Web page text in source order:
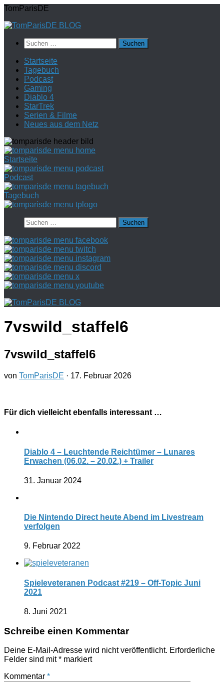
Zum
springen
TomParisDE
Suchen
nach:
Startseite
Tagebuch
Podcast
Gaming
Diablo 4
StarTrek
Serien & Filme
Neues aus dem Netz
Startseite
Podcast
Tagebuch
Suchen
nach:
7vswild_staffel6
7vswild_staffel6
von TomParisDE · 17. Februar 2026
Für dich vielleicht ebenfalls interessant …
Diablo 4 – Leuchtende Reichtümer – Lunares
Erwachen (06.02. – 20.02.) + Trailer
31. Januar 2024
Die Nintendo Direct heute Abend im Livestream
verfolgen
9. Februar 2022
Spieleveteranen Podcast #219 – Off-Topic Juni
2021
8. Juni 2021
Schreibe einen Kommentar
Deine E-Mail-Adresse wird nicht veröffentlicht. Erforderliche
Felder sind mit* markiert
Kommentar *